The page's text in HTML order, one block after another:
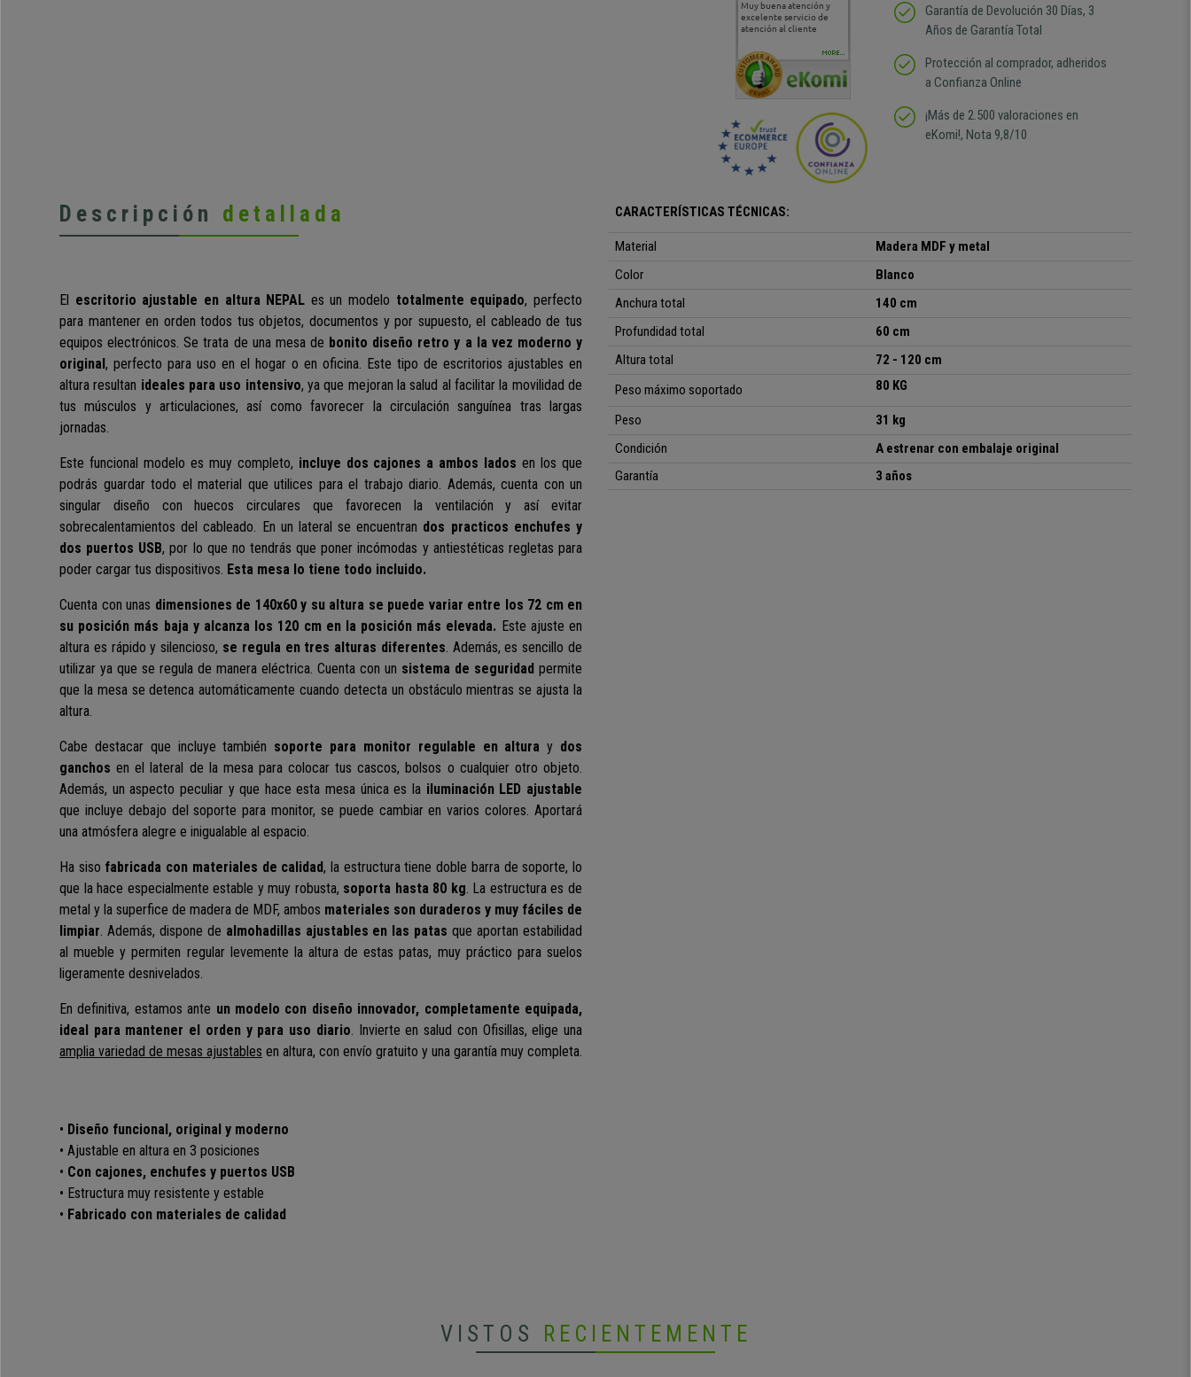
Muy buena atención y
excelente servicio de
atención al cliente
Muy buena atención de
cara al asesoramiento
comercial y el envío ha
Si estoy contento
Excelente relacion
calidad precio Plazo de
MORE...
Garantía de Devolución 30 Días, 3
Años de Garantía Total
Protección al comprador, adheridos
a Confianza Online
¡Más de 2.500 valoraciones en
eKomi!, Nota 9,8/10
Descripción detallada
El escritorio ajustable en altura NEPAL es un modelo totalmente equipado, perfecto
para mantener en orden todos tus objetos, documentos y por supuesto, el cableado de tus
equipos electrónicos. Se trata de una mesa de bonito diseño retro y a la vez moderno y
original , perfecto para uso en el hogar o en oficina. Este tipo de escritorios ajustables en
altura resultan ideales para uso intensivo, ya que mejoran la salud al facilitar la movilidad de
tus músculos y articulaciones, así como favorecer la circulación sanguínea tras largas
jornadas.
Este funcional modelo es muy completo, incluye dos cajones a ambos lados en los que
podrás guardar todo el material que utilices para el trabajo diario. Además, cuenta con un
singular diseño con huecos circulares que favorecen la ventilación y así evitar
sobrecalentamientos del cableado. En un lateral se encuentran dos practicos enchufes y
dos puertos USB, por lo que no tendrás que poner incómodas y antiestéticas regletas para
poder cargar tus dispositivos. Esta mesa lo tiene todo incluido.
Cuenta con unas dimensiones de 140x60 y su altura se puede variar entre los 72 cm en
su posición más baja y alcanza los 120 cm en la posición más elevada. Este ajuste en
altura es rápido y silencioso, se regula en tres alturas diferentes. Además, es sencillo de
utilizar ya que se regula de manera eléctrica. Cuenta con un sistema de seguridad permite
que la mesa se detenca automáticamente cuando detecta un obstáculo mientras se ajusta la
altura.
Cabe destacar que incluye también soporte para monitor regulable en alturay dos
ganchos en el lateral de la mesa para colocar tus cascos, bolsos o cualquier otro objeto.
Además, un aspecto peculiar y que hace esta mesa única es la iluminación LED ajustable
que incluye debajo del soporte para monitor, se puede cambiar en varios colores. Aportará
una atmósfera alegre e inigualable al espacio.
Ha siso fabricada con materiales de calidad, la estructura tiene doble barra de soporte, lo
que la hace especialmente estable y muy robusta, soporta hasta 80 kg. La estructura es de
metal y la superfice de madera de MDF, ambos materiales son duraderos y muy fáciles de
limpiar. Además, dispone de almohadillas ajustables en las patas que aportan estabilidad
al mueble y permiten regular levemente la altura de estas patas, muy práctico para suelos
ligeramente desnivelados.
En definitiva, estamos ante un modelo con diseño innovador, completamente equipada,
ideal para mantener el orden y para uso diario. Invierte en salud con Ofisillas, elige una
amplia variedad de mesas ajustables en altura, con envío gratuito y una garantía muy completa.
• Diseño funcional, original y moderno
• Ajustable en altura en 3 posiciones
• Con cajones, enchufes y puertos USB
• Estructura muy resistente y estable
• Fabricado con materiales de calidad
CARACTERÍSTICAS TÉCNICAS:
Material
Madera MDF y metal
Color
Blanco
Anchura total
140 cm
Profundidad total
60 cm
Altura total
72 - 120 cm
Peso máximo soportado
80 KG
Peso
31 kg
Condición
A estrenar con embalaje original
Garantía
3 años
VISTOS RECIENTEMENTE